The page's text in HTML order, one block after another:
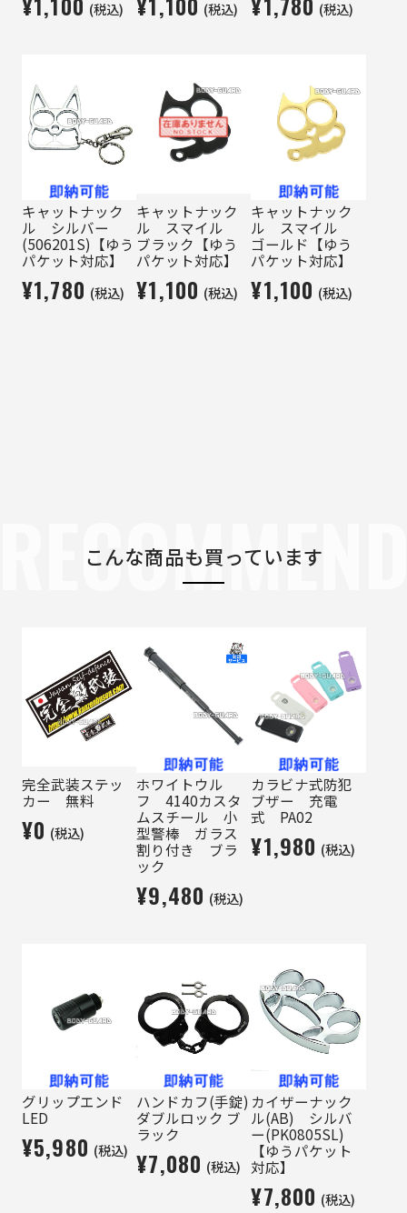
(税込) (税込) (税込)
キャットナック
ル シルバー
(506201S)【ゆう
パケット対応】
¥1,780 (税込)
キャットナック
ル スマイル
ブラック【ゆう
パケット対応】
¥1,100 (税込)
キャットナック
ル スマイル
ゴールド【ゆう
パケット対応】
¥1,100 (税込)
こんな商品も買っています
完全武装ステッ
カー 無料
¥0 (税込)
ホワイトウル
フ 4140カスタ
ムスチール 小
型警棒 ガラス
割り付き ブラ
ック
¥9,480 (税込)
カラビナ式防犯
ブザー 充電
式 PA02
¥1,980 (税込)
グリップエンド
LED
¥5,980 (税込)
ハンドカフ(手錠)
ダブルロック ブ
ラック
¥7,080 (税込)
カイザーナック
ル(AB) シルバ
ー(PK0805SL)
【ゆうパケット
対応】
¥7,800 (税込)